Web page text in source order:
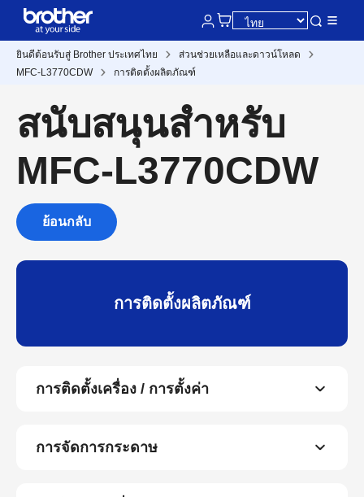
ยินดีต้อนรับสู่ Brother ประเทศไทย
ส่วนช่วยเหลือและดาวน์โหลด
MFC-L3770CDW
การติดตั้งผลิตภัณฑ์
สนับสนุนสำหรับ
MFC-L3770CDW
ย้อนกลับ
การติดตั้งผลิตภัณฑ์
การติดตั้งเครื่อง / การตั้งค่า
การจัดการกระดาษ